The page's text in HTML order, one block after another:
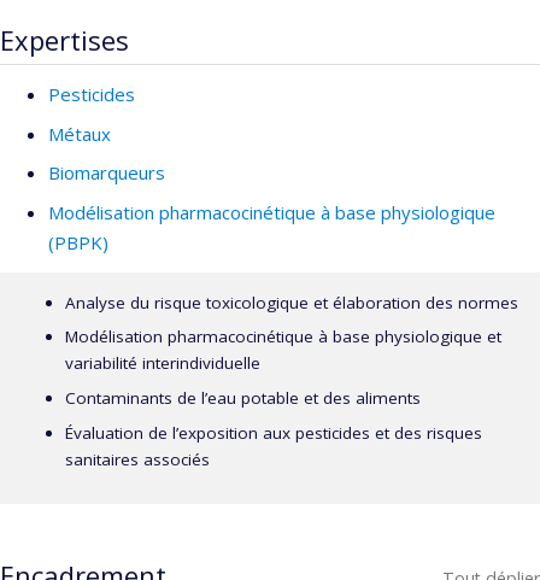
Expertises
Pesticides
Métaux
Biomarqueurs
Modélisation pharmacocinétique à base physiologique
(PBPK)
Analyse du risque toxicologique et élaboration des normes
Modélisation pharmacocinétique à base physiologique et
variabilité interindividuelle
Contaminants de l’eau potable et des aliments
Évaluation de l’exposition aux pesticides et des risques
sanitaires associés